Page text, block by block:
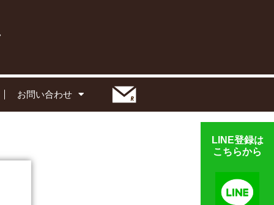
お問い合わせ
LINE登録は
こちらから